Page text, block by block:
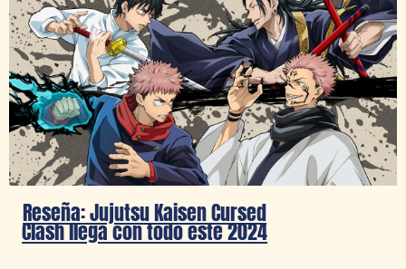
Reseña: Jujutsu Kaisen Cursed
Clash llega con todo este 2024